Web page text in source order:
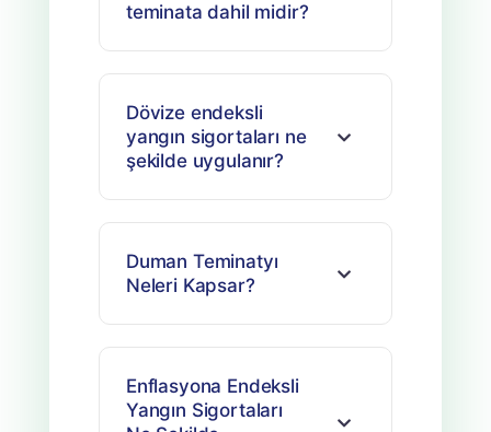
teminata dahil midir?
Dövize endeksli
yangın sigortaları ne
şekilde uygulanır?
Duman Teminatyı
Neleri Kapsar?
Enflasyona Endeksli
Yangın Sigortaları